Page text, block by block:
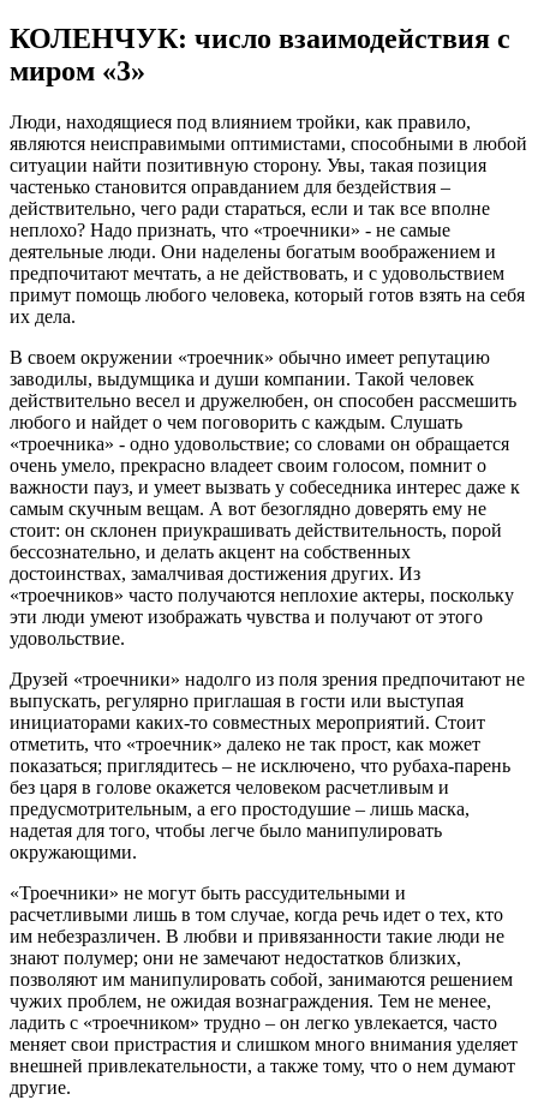
КОЛЕНЧУК: число взаимодействия с
миром «3»
Люди, находящиеся под влиянием тройки, как правило,
являются неисправимыми оптимистами, способными в любой
ситуации найти позитивную сторону. Увы, такая позиция
частенько становится оправданием для бездействия –
действительно, чего ради стараться, если и так все вполне
неплохо? Надо признать, что «троечники» - не самые
деятельные люди. Они наделены богатым воображением и
предпочитают мечтать, а не действовать, и с удовольствием
примут помощь любого человека, который готов взять на себя
их дела.
В своем окружении «троечник» обычно имеет репутацию
заводилы, выдумщика и души компании. Такой человек
действительно весел и дружелюбен, он способен рассмешить
любого и найдет о чем поговорить с каждым. Слушать
«троечника» - одно удовольствие; со словами он обращается
очень умело, прекрасно владеет своим голосом, помнит о
важности пауз, и умеет вызвать у собеседника интерес даже к
самым скучным вещам. А вот безоглядно доверять ему не
стоит: он склонен приукрашивать действительность, порой
бессознательно, и делать акцент на собственных
достоинствах, замалчивая достижения других. Из
«троечников» часто получаются неплохие актеры, поскольку
эти люди умеют изображать чувства и получают от этого
удовольствие.
Друзей «троечники» надолго из поля зрения предпочитают не
выпускать, регулярно приглашая в гости или выступая
инициаторами каких-то совместных мероприятий. Стоит
отметить, что «троечник» далеко не так прост, как может
показаться; приглядитесь – не исключено, что рубаха-парень
без царя в голове окажется человеком расчетливым и
предусмотрительным, а его простодушие – лишь маска,
надетая для того, чтобы легче было манипулировать
окружающими.
«Троечники» не могут быть рассудительными и
расчетливыми лишь в том случае, когда речь идет о тех, кто
им небезразличен. В любви и привязанности такие люди не
знают полумер; они не замечают недостатков близких,
позволяют им манипулировать собой, занимаются решением
чужих проблем, не ожидая вознаграждения. Тем не менее,
ладить с «троечником» трудно – он легко увлекается, часто
меняет свои пристрастия и слишком много внимания уделяет
внешней привлекательности, а также тому, что о нем думают
другие.